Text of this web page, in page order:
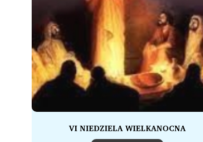
VI NIEDZIELA WIELKANOCNA